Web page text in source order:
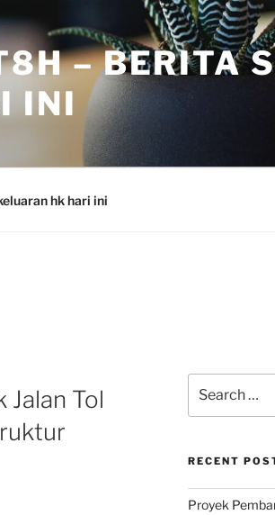
– BERITA
INI
hk hari ini
Jalan Tol
for:
RECENT
Proyek